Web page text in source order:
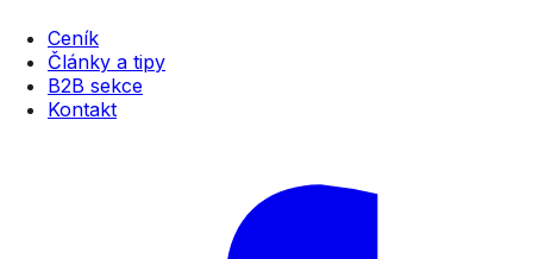
Ceník
Články a tipy
B2B sekce
Kontakt